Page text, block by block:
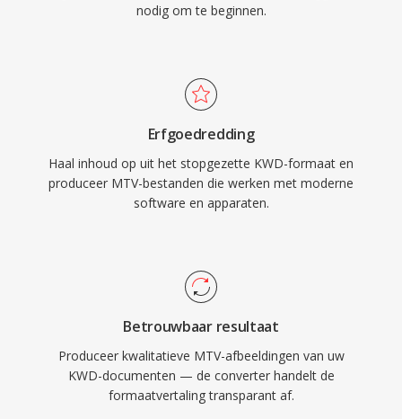
nodig om te beginnen.
Erfgoedredding
Haal inhoud op uit het stopgezette KWD-formaat en
produceer MTV-bestanden die werken met moderne
software en apparaten.
Betrouwbaar resultaat
Produceer kwalitatieve MTV-afbeeldingen van uw
KWD-documenten — de converter handelt de
formaatvertaling transparant af.